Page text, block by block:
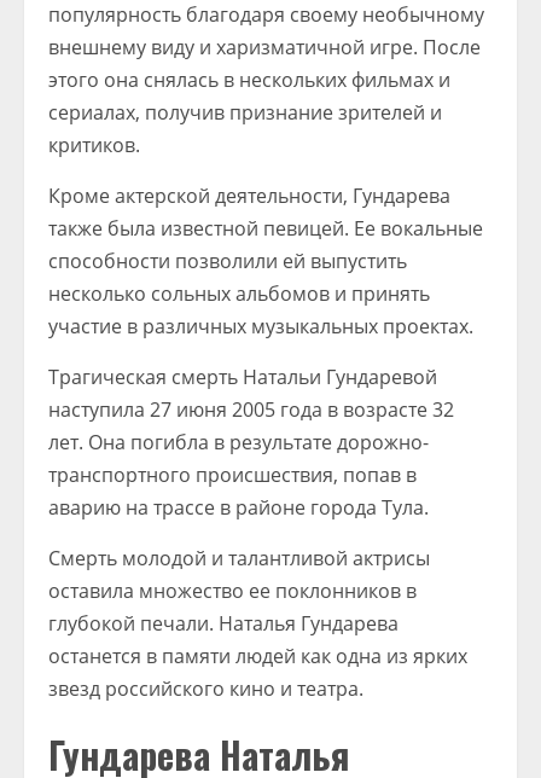
популярность благодаря своему необычному
внешнему виду и харизматичной игре. После
этого она снялась в нескольких фильмах и
сериалах, получив признание зрителей и
критиков.
Кроме актерской деятельности, Гундарева
также была известной певицей. Ее вокальные
способности позволили ей выпустить
несколько сольных альбомов и принять
участие в различных музыкальных проектах.
Трагическая смерть Натальи Гундаревой
наступила 27 июня 2005 года в возрасте 32
лет. Она погибла в результате дорожно-
транспортного происшествия, попав в
аварию на трассе в районе города Тула.
Смерть молодой и талантливой актрисы
оставила множество ее поклонников в
глубокой печали. Наталья Гундарева
останется в памяти людей как одна из ярких
звезд российского кино и театра.
Гундарева Наталья